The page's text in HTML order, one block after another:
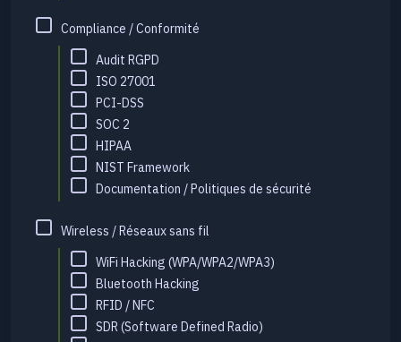
Compliance / Conformité
Audit RGPD
ISO 27001
PCI-DSS
SOC 2
HIPAA
NIST Framework
Documentation / Politiques de sécurité
Wireless / Réseaux sans fil
WiFi Hacking (WPA/WPA2/WPA3)
Bluetooth Hacking
RFID / NFC
SDR (Software Defined Radio)